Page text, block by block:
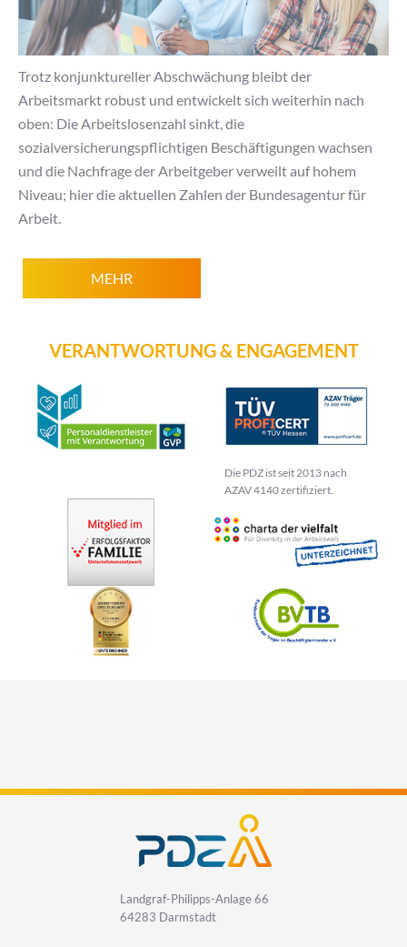
Trotz konjunktureller Abschwächung bleibt der
Arbeitsmarkt robust und entwickelt sich weiterhin nach
oben: Die Arbeitslosenzahl sinkt, die
sozialversicherungspflichtigen Beschäftigungen wachsen
und die Nachfrage der Arbeitgeber verweilt auf hohem
Niveau; hier die aktuellen Zahlen der Bundesagentur für
Arbeit.
MEHR
VERANTWORTUNG & ENGAGEMENT
Die PDZ ist seit 2013 nach
AZAV 4140 zertifiziert.
Landgraf-Philipps-Anlage 66
64283 Darmstadt